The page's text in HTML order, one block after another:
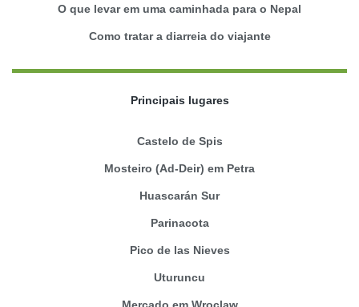
O que levar em uma caminhada para o Nepal
Como tratar a diarreia do viajante
Principais lugares
Castelo de Spis
Mosteiro (Ad-Deir) em Petra
Huascarán Sur
Parinacota
Pico de las Nieves
Uturuncu
Mercado em Wroclaw